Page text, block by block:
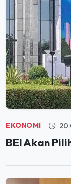
EKONOMI
BEI Akan